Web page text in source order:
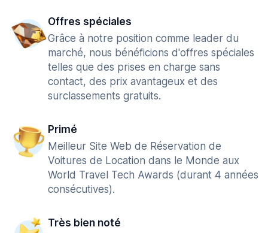
Offres spéciales
Grâce à notre position comme leader du
marché, nous bénéficions d'offres spéciales
telles que des prises en charge sans
contact, des prix avantageux et des
surclassements gratuits.
Primé
Meilleur Site Web de Réservation de
Voitures de Location dans le Monde aux
World Travel Tech Awards (durant 4 années
consécutives).
Très bien noté